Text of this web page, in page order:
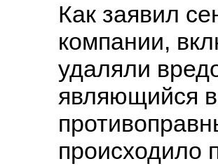
Как заявил
компании,
удаляли
являющийся
происходило